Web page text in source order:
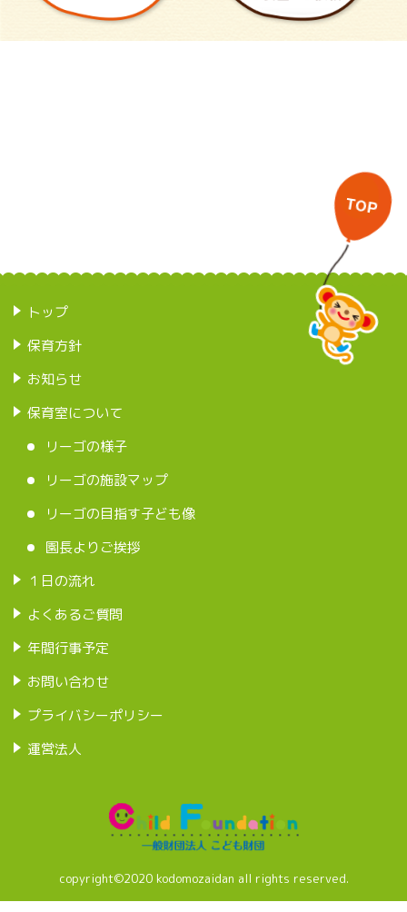
トップ
保育方針
お知らせ
保育室について
リーゴの様子
リーゴの施設マップ
リーゴの目指す子ども像
園長よりご挨拶
１日の流れ
よくあるご質問
年間行事予定
お問い合わせ
プライバシーポリシー
運営法人
copyright©2020 kodomozaidan all rights reserved.